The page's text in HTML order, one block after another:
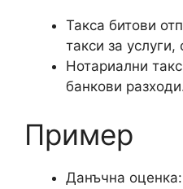
Такса битови
такси за
Нотариални
банкови
Пример
Данъчна